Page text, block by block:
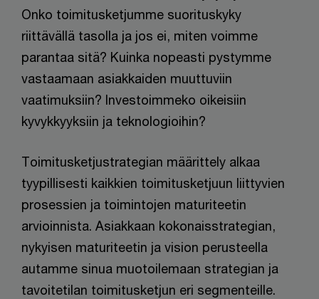
Onko toimitusketjumme suorituskyky
riittävällä tasolla ja jos ei, miten voimme
parantaa sitä? Kuinka nopeasti pystymme
vastaamaan asiakkaiden muuttuviin
vaatimuksiin? Investoimmeko oikeisiin
kyvykkyyksiin ja teknologioihin?
Toimitusketjustrategian määrittely alkaa
tyypillisesti kaikkien toimitusketjuun liittyvien
prosessien ja toimintojen maturiteetin
arvioinnista. Asiakkaan kokonaisstrategian,
nykyisen maturiteetin ja vision perusteella
autamme sinua muotoilemaan strategian ja
tavoitetilan toimitusketjun eri segmenteille.